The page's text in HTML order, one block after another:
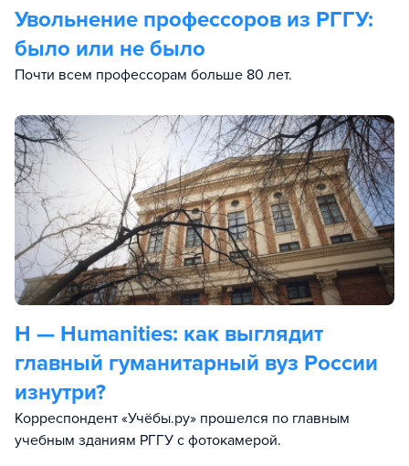
Увольнение профессоров из РГГУ:
было или не было
Почти всем профессорам больше 80 лет.
H — Humanities: как выглядит
главный гуманитарный вуз России
изнутри?
Корреспондент «Учёбы.ру» прошелся по главным
учебным зданиям РГГУ с фотокамерой.